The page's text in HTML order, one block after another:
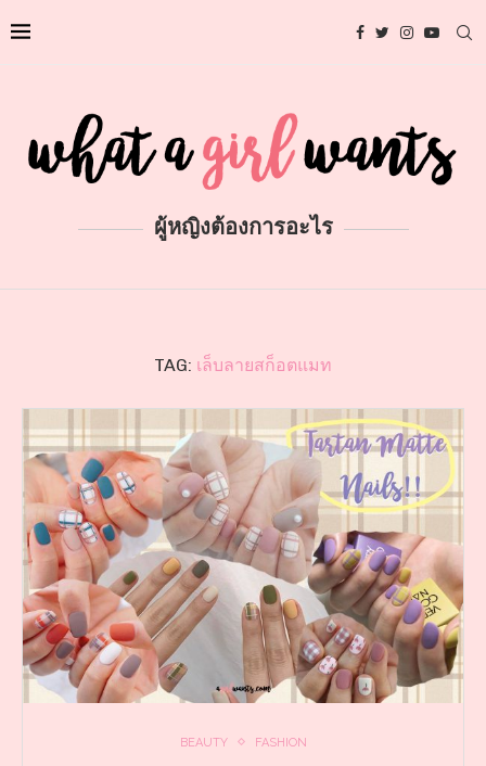
ผู้หญิงต้องการอะไร
TAG: เล็บลายสก็อตแมท
BEAUTY FASHION